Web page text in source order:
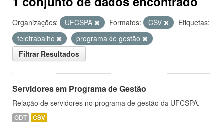
Organizações: UFCSPA Formatos: CSV
Etiquetas:
teletrabalho
programa de gestão
Filtrar Resultados
Servidores em Programa de Gestão
Relação de servidores no programa de gestão da UFCSPA.
ODT CSV